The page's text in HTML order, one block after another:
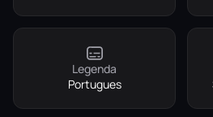
Legenda
Portugues